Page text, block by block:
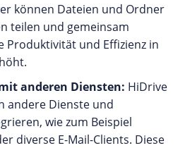
können Dateien und Ordner
teilen und gemeinsam
Produktivität und Effizienz in
anderen Diensten: HiDrive
andere Dienste und
wie zum Beispiel
diverse E-Mail-Clients. Diese